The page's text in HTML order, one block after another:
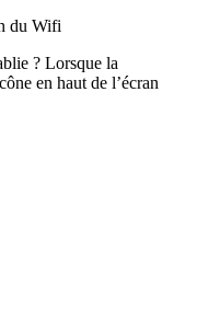
du Wifi
? Lorsque la
en haut de l’écran